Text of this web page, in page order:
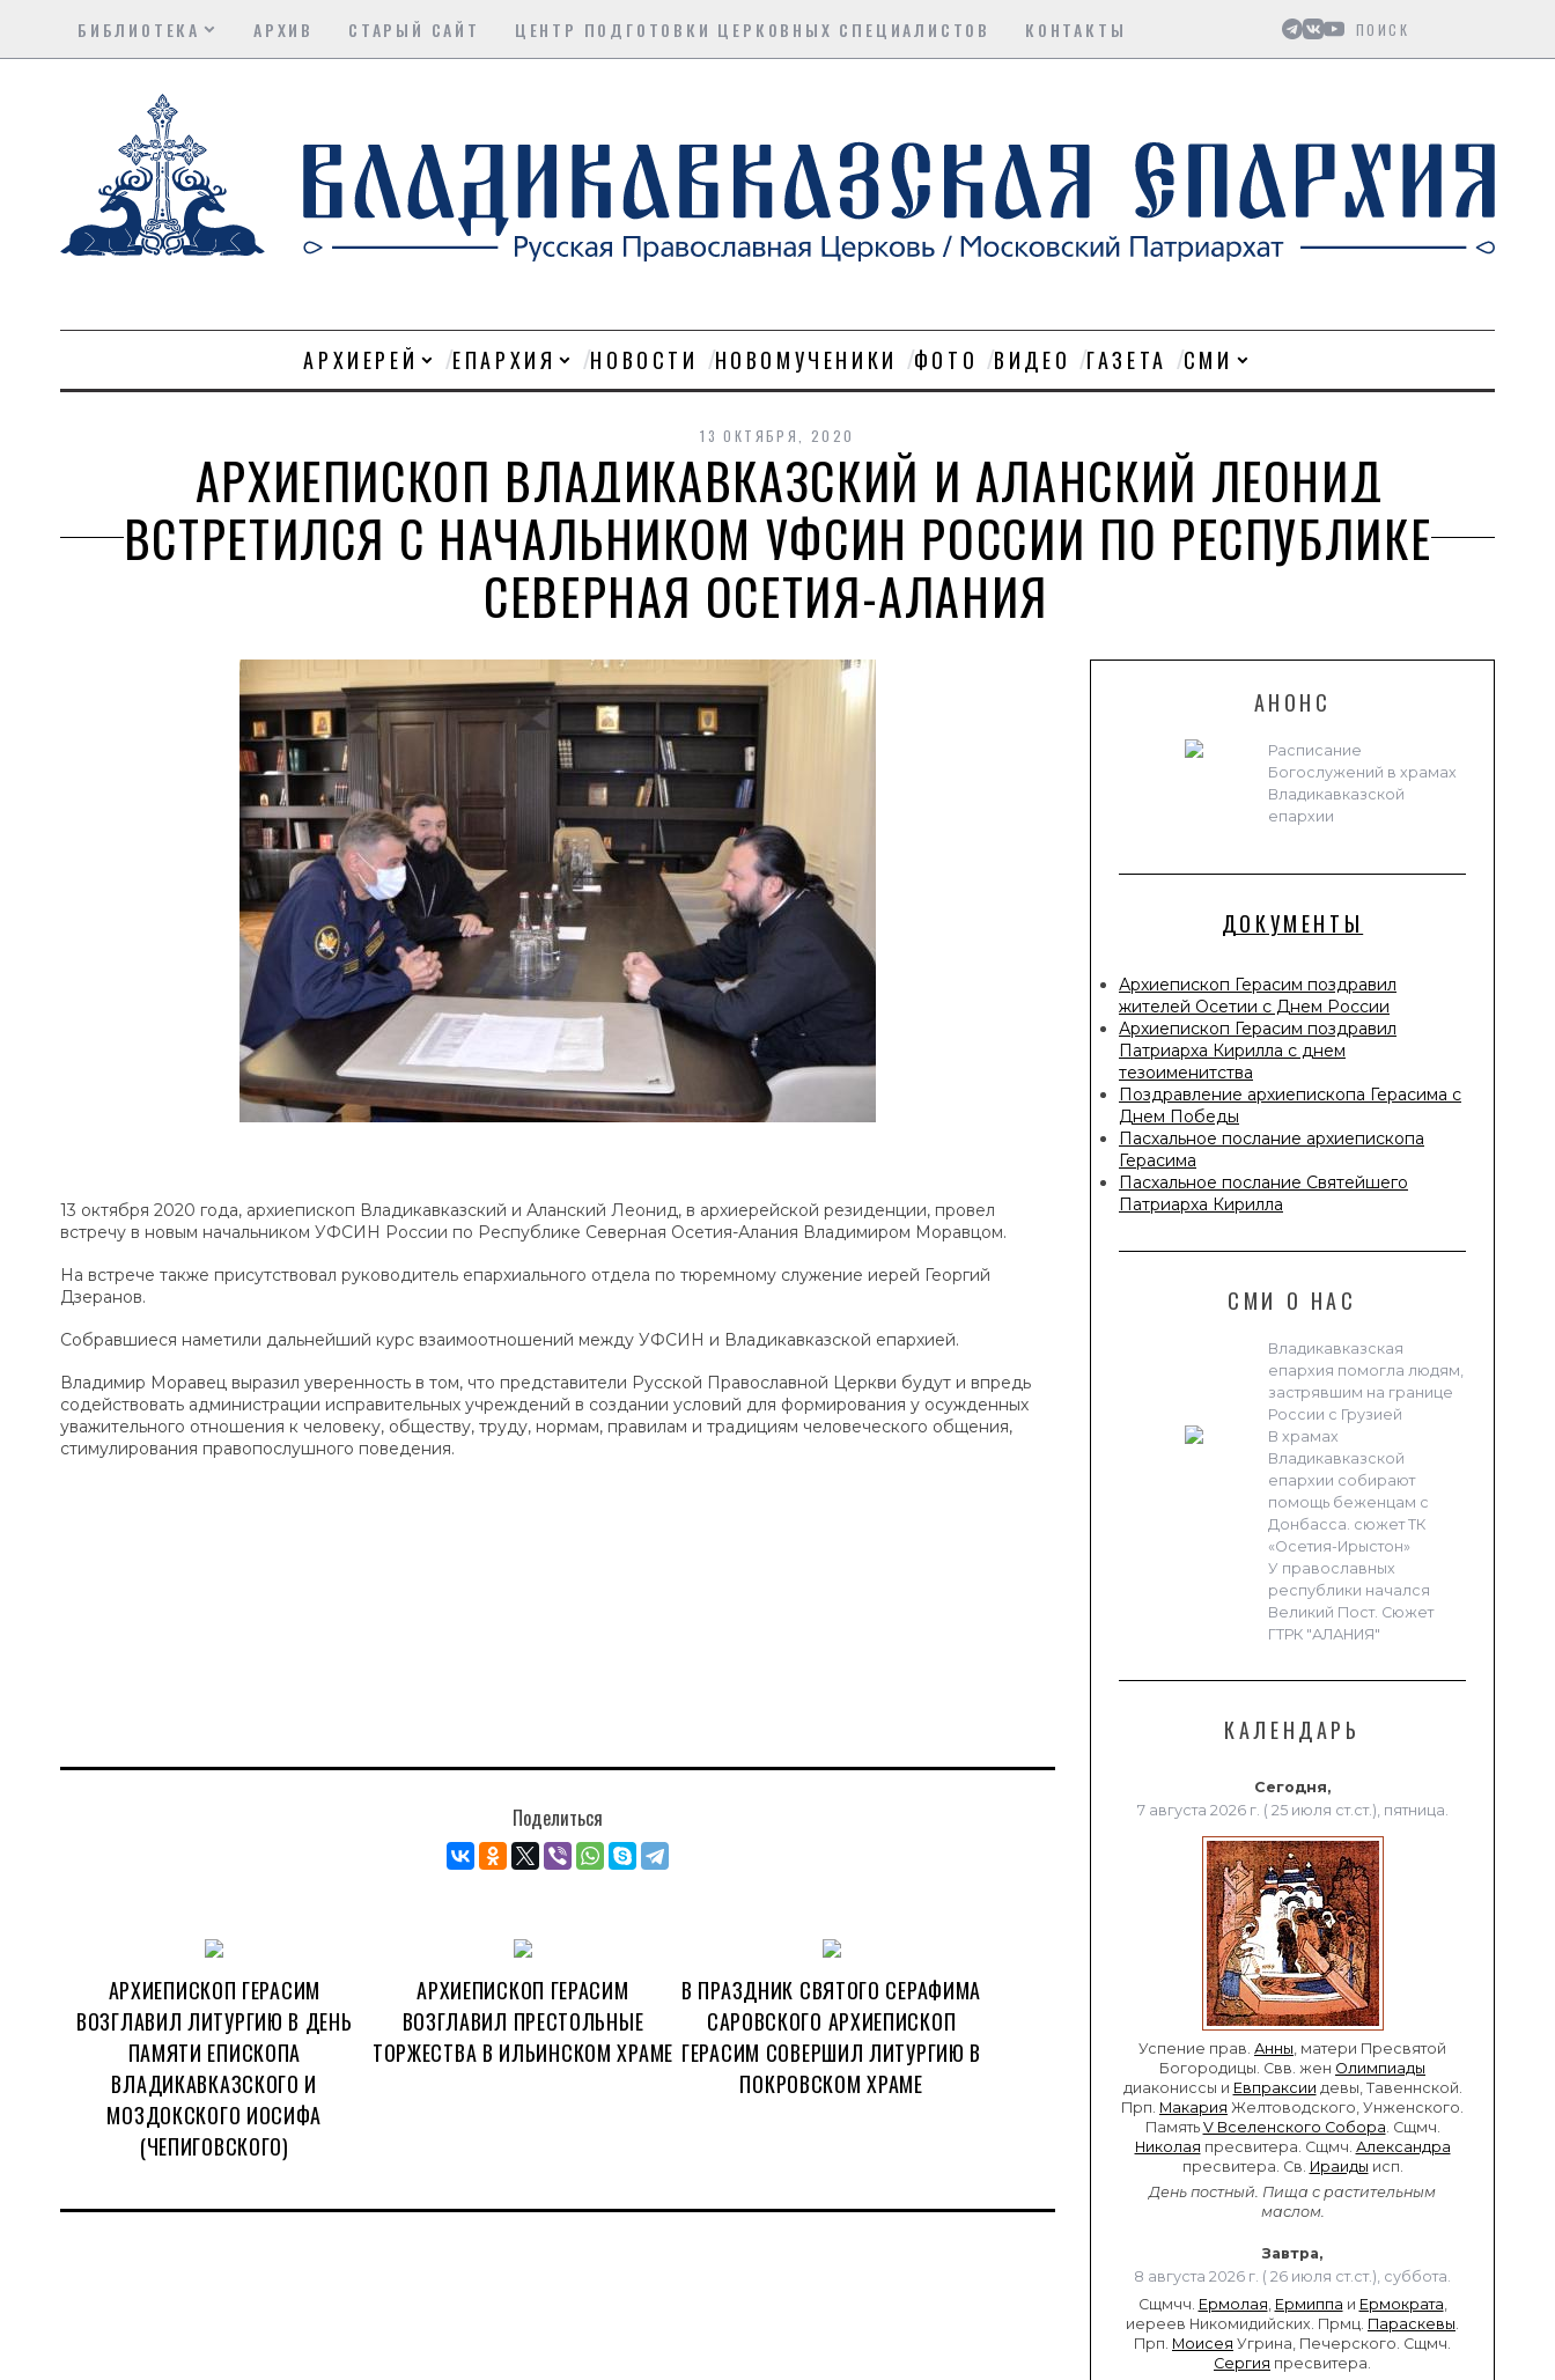
БИБЛИОТЕКА АРХИВ СТАРЫЙ САЙТ ЦЕНТР ПОДГОТОВКИ ЦЕРКОВНЫХ СПЕЦИАЛИСТОВ КОНТАКТЫ
АРХИЕРЕЙ ЕПАРХИЯ НОВОСТИ НОВОМУЧЕНИКИ ФОТО ВИДЕО ГАЗЕТА СМИ
13 ОКТЯБРЯ, 2020
АРХИЕПИСКОП ВЛАДИКАВКАЗСКИЙ И АЛАНСКИЙ ЛЕОНИД
ВСТРЕТИЛСЯ С НАЧАЛЬНИКОМ УФСИН РОССИИ ПО РЕСПУБЛИКЕ
СЕВЕРНАЯ ОСЕТИЯ-АЛАНИЯ
АНОНС
Расписание
Богослужений в храмах
Владикавказской
епархии
ДОКУМЕНТЫ
Архиепископ Герасим поздравил
жителей Осетии с Днем России
Архиепископ Герасим поздравил
Патриарха Кирилла с днем
тезоименитства
Поздравление архиепископа Герасима с
Днем Победы
Пасхальное послание архиепископа
Герасима
Пасхальное послание Святейшего
Патриарха Кирилла
СМИ О НАС
Владикавказская
епархия помогла людям,
застрявшим на границе
России с Грузией
В храмах
Владикавказской
епархии собирают
помощь беженцам с
Донбасса. сюжет ТК
«Осетия-Ирыстон»
У православных
республики начался
Великий Пост. Сюжет
ГТРК "АЛАНИЯ"
КАЛЕНДАРЬ
Сегодня,
7 августа 2026 г. ( 25 июля ст.ст.), пятница.
Успение прав. Анны , матери Пресвятой
Богородицы. Свв. жен Олимпиады
диакониссы и Евпраксии девы, Тавеннской.
Прп. Макария Желтоводского, Унженского.
Память V Вселенского Собора . Сщмч.
Николая пресвитера. Сщмч. Александра
пресвитера. Св. Ираиды исп.
День постный. Пища с растительным
маслом.
Завтра,
8 августа 2026 г. ( 26 июля ст.ст.), суббота.
Сщмчч. Ермолая Ермиппа и Ермократа
иереев Никомидийских. Прмц. Параскевы
Прп. Моисея Угрина, Печерского. Сщмч.
Сергия пресвитера.
13 октября 2020 года, архиепископ Владикавказский и Аланский Леонид, в архиерейской резиденции, провел
встречу в новым начальником УФСИН России по Республике Северная Осетия-Алания Владимиром Моравцом.
На встрече также присутствовал руководитель епархиального отдела по тюремному служение иерей Георгий
Дзеранов.
Собравшиеся наметили дальнейший курс взаимоотношений между УФСИН и Владикавказской епархией.
Владимир Моравец выразил уверенность в том, что представители Русской Православной Церкви будут и впредь
содействовать администрации исправительных учреждений в создании условий для формирования у осужденных
уважительного отношения к человеку, обществу, труду, нормам, правилам и традициям человеческого общения,
стимулирования правопослушного поведения.
Поделиться
АРХИЕПИСКОП ГЕРАСИМ
ВОЗГЛАВИЛ ЛИТУРГИЮ В ДЕНЬ
ПАМЯТИ ЕПИСКОПА
ВЛАДИКАВКАЗСКОГО И
МОЗДОКСКОГО ИОСИФА
(ЧЕПИГОВСКОГО)
АРХИЕПИСКОП ГЕРАСИМ
ВОЗГЛАВИЛ ПРЕСТОЛЬНЫЕ
ТОРЖЕСТВА В ИЛЬИНСКОМ ХРАМЕ
В ПРАЗДНИК СВЯТОГО СЕРАФИМА
САРОВСКОГО АРХИЕПИСКОП
ГЕРАСИМ СОВЕРШИЛ ЛИТУРГИЮ В
ПОКРОВСКОМ ХРАМЕ